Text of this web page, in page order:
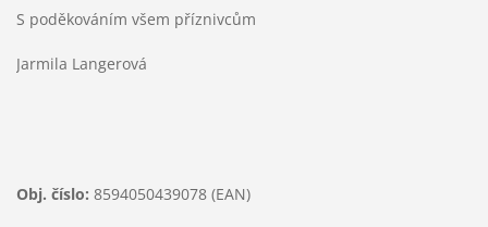
S poděkováním všem příznivcům
Jarmila Langerová
Obj. číslo: 8594050439078 (EAN)